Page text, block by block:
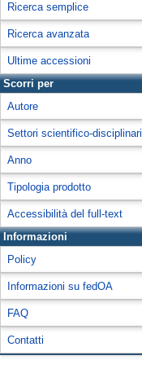
Ricerca semplice
Ricerca avanzata
Ultime accessioni
Scorri per
Autore
Settori scientifico-disciplinari
Anno
Tipologia prodotto
Accessibilità del full-text
Informazioni
Policy
Informazioni su fedOA
FAQ
Contatti